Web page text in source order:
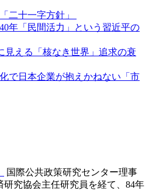
二十一字方針」
年「民間活力」という習近平の
見える「核なき世界」追求の衰
で日本企業が抱えかねない「市
国際公共政策研究センター理事
研究協会主任研究員を経て、84年